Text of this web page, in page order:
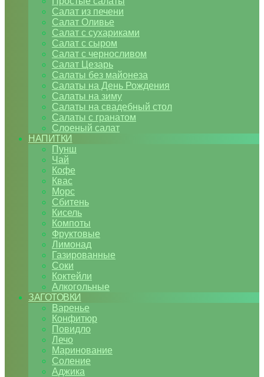
Салат из печени
Салат Оливье
Салат с сухариками
Салат с сыром
Салат с черносливом
Салат Цезарь
Салаты без майонеза
Салаты на День Рождения
Салаты на зиму
Салаты на свадебный стол
Салаты с гранатом
Слоеный салат
НАПИТКИ
Пунш
Чай
Кофе
Квас
Морс
Сбитень
Кисель
Компоты
Фруктовые
Лимонад
Газированные
Соки
Коктейли
Алкогольные
ЗАГОТОВКИ
Варенье
Конфитюр
Повидло
Лечо
Маринование
Соление
Аджика